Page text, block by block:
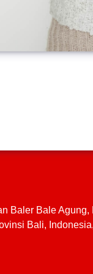
Baler Bale Agung,
Bali,